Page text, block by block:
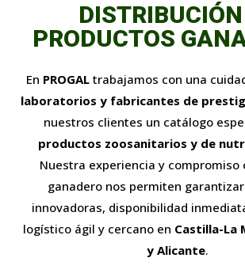
PRODUCTOS
En PROGALtrabajamos con una
laboratorios y fabricantes de
nuestros clientes un catálogo
productos zoosanitarios y de
Nuestra experiencia y compromiso
ganadero nos permiten
innovadoras, disponibilidad
logístico ágil y cercano en Castilla-La
y Alicante.